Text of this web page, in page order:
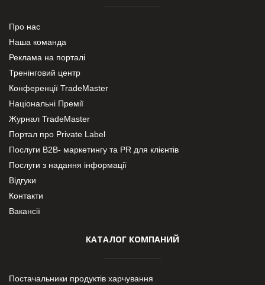
Про нас
Наша команда
Реклама на порталі
Тренінговий центр
Конференції TradeMaster
Національні Премії
Журнал TradeMaster
Портал про Private Label
Послуги В2В- маркетингу та PR для клієнтів
Послуги з надання інформації
Відгуки
Контакти
Вакансії
КАТАЛОГ КОМПАНИЙ
Постачальники продуктів харчування